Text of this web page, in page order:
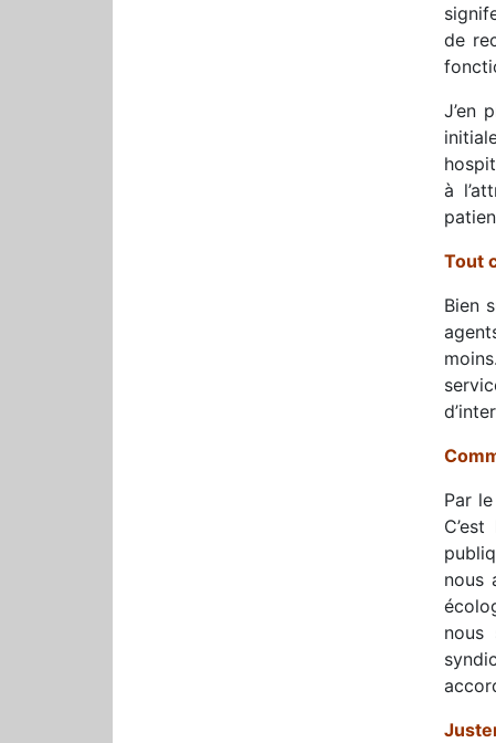
de
J’en
à
Tout
Bien
Par
nous
nous